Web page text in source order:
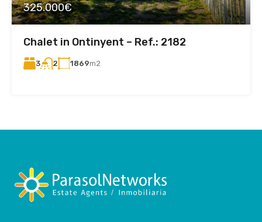
325.000€
Chalet in Ontinyent – ​​Ref.: 2182
3 2 1869m2